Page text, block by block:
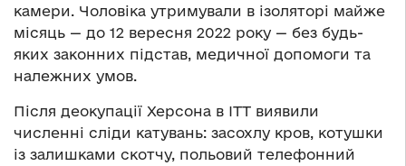
камери. Чоловіка утримували в ізоляторі майже
місяць — до 12 вересня 2022 року — без будь-
яких законних підстав, медичної допомоги та
належних умов.
Після деокупації Херсона в ІТТ виявили
численні сліди катувань: засохлу кров, котушки
із залишками скотчу, польовий телефонний